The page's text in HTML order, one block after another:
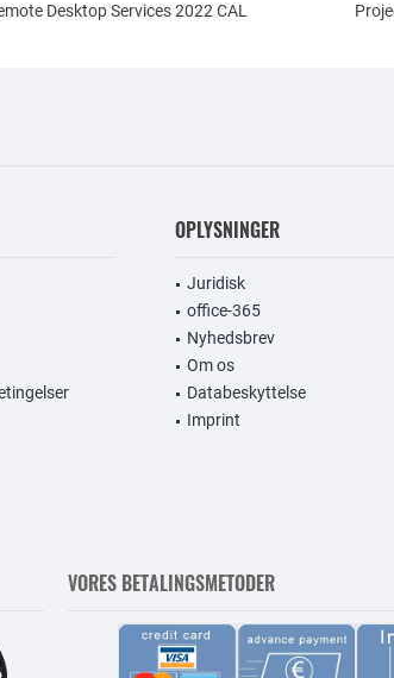
Desktop Services 2022 CAL
OPLYSNINGER
Juridisk
office-365
Nyhedsbrev
Om os
Databeskyttelse
Imprint
VORES BETALINGSMETODER